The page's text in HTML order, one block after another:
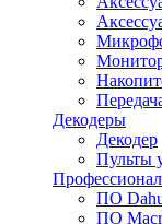
Декодеры
Декодер
Пульты
ПО
ПО